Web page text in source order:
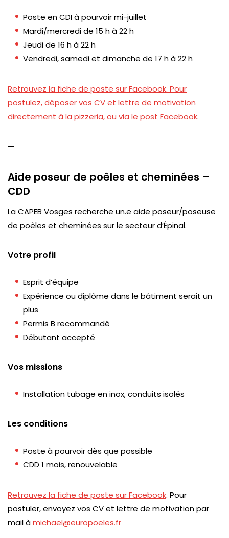
Poste en CDI à pourvoir mi-juillet
Mardi/mercredi de 15 h à 22 h
Jeudi de 16 h à 22 h
Vendredi, samedi et dimanche de 17 h à 22 h
Retrouvez la fiche de poste sur Facebook. Pour
postulez, déposer vos CV et lettre de motivation
directement à la pizzeria, ou via le post Facebook.
—
Aide poseur de poêles et cheminées –
CDD
La CAPEB Vosges recherche un.e aide poseur/poseuse
de poêles et cheminées sur le secteur d’Épinal.
Votre profil
Esprit d’équipe
Expérience ou diplôme dans le bâtiment serait un
plus
Permis B recommandé
Débutant accepté
Vos missions
Installation tubage en inox, conduits isolés
Les conditions
Poste à pourvoir dès que possible
CDD 1 mois, renouvelable
Retrouvez la fiche de poste sur Facebook. Pour
postuler, envoyez vos CV et lettre de motivation par
mail àmichael@europoeles.fr